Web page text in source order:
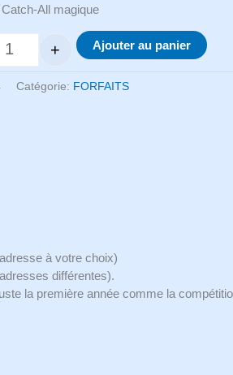
All magique
quantité de Forfait "Pro +" (Le plus
+ Ajouter au panier
Catégorie: FORFAITS
à votre choix)
différentes).
la première année comme la